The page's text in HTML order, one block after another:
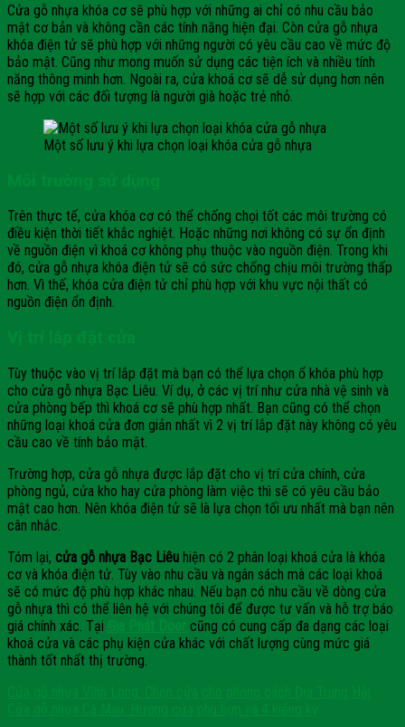
Cửa gỗ nhựa khóa cơ sẽ phù hợp với những ai chỉ có nhu cầu bảo
mật cơ bản và không cần các tính năng hiện đại. Còn cửa gỗ nhựa
khóa điện tử sẽ phù hợp với những người có yêu cầu cao về mức độ
bảo mật. Cũng như mong muốn sử dụng các tiện ích và nhiều tính
năng thông minh hơn. Ngoài ra, cửa khoá cơ sẽ dễ sử dụng hơn nên
sẽ hợp với các đối tượng là người già hoặc trẻ nhỏ.
Một số lưu ý khi lựa chọn loại khóa cửa gỗ nhựa
Trên thực tế, cửa khóa cơ có thể chống chọi tốt các môi trường có
điều kiện thời tiết khắc nghiệt. Hoặc những nơi không có sự ổn định
về nguồn điện vì khoá cơ không phụ thuộc vào nguồn điện. Trong khi
đó, cửa gỗ nhựa khóa điện tử sẽ có sức chống chịu môi trường thấp
hơn. Vì thế, khóa cửa điện tử chỉ phù hợp với khu vực nội thất có
nguồn điện ổn định.
Tùy thuộc vào vị trí lắp đặt mà bạn có thể lựa chọn ổ khóa phù hợp
cho cửa gỗ nhựa Bạc Liêu. Ví dụ, ở các vị trí như cửa nhà vệ sinh và
cửa phòng bếp thì khoá cơ sẽ phù hợp nhất. Bạn cũng có thể chọn
những loại khoá cửa đơn giản nhất vì 2 vị trí lắp đặt này không có yêu
cầu cao về tính bảo mật.
Trường hợp, cửa gỗ nhựa được lắp đặt cho vị trí cửa chính, cửa
phòng ngủ, cửa kho hay cửa phòng làm việc thì sẽ có yêu cầu bảo
mật cao hơn. Nên khóa điện tử sẽ là lựa chọn tối ưu nhất mà bạn nên
cân nhắc.
Tóm lại, cửa gỗ nhựa Bạc Liêu hiện có 2 phân loại khoá cửa là khóa
cơ và khóa điện tử. Tùy vào nhu cầu và ngân sách mà các loại khoá
sẽ có mức độ phù hợp khác nhau. Nếu bạn có nhu cầu về dòng cửa
gỗ nhựa thì có thể liên hệ với chúng tôi để được tư vấn và hỗ trợ báo
giá chính xác. Tại
cũng có cung cấp đa dạng các loại
khoá cửa và các phụ kiện cửa khác với chất lượng cùng mức giá
thành tốt nhất thị trường.